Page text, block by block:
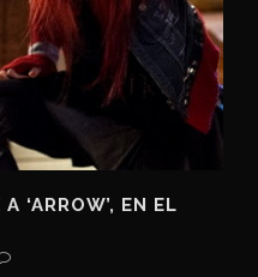
‘ARROW’, EN EL